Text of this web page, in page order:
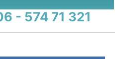
- 574 71 321